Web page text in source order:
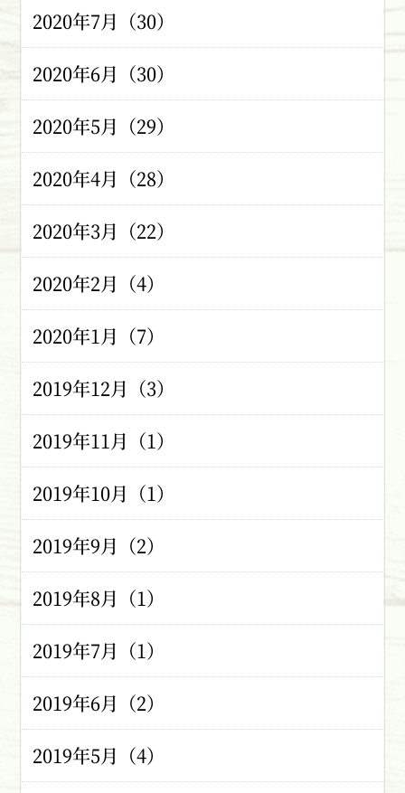
2020年7月（30）
2020年6月（30）
2020年5月（29）
2020年4月（28）
2020年3月（22）
2020年2月（4）
2020年1月（7）
2019年12月（3）
2019年11月（1）
2019年10月（1）
2019年9月（2）
2019年8月（1）
2019年7月（1）
2019年6月（2）
2019年5月（4）